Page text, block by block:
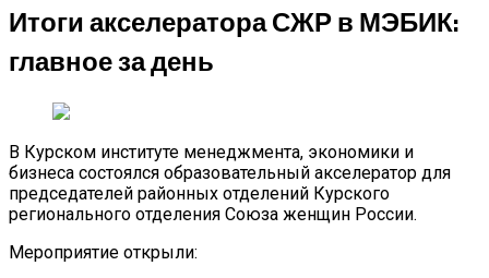
Итоги акселератора СЖР в МЭБИК:
главное за день
В Курском институте менеджмента, экономики и
бизнеса состоялся образовательный акселератор для
председателей районных отделений Курского
регионального отделения Союза женщин России.
Мероприятие открыли: